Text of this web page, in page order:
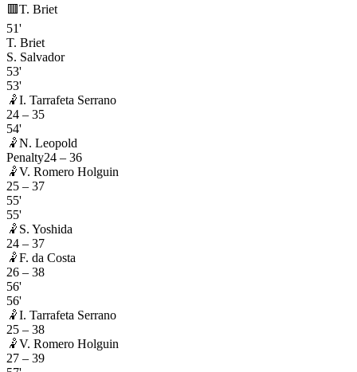
🟥T. Briet
51'
T. Briet
S. Salvador
53'
53'
🤾I. Tarrafeta Serrano
24 – 35
54'
🤾N. Leopold
Penalty24 – 36
🤾V. Romero Holguin
25 – 37
55'
55'
🤾 S. Yoshida
24 – 37
🤾F. da Costa
26 – 38
56'
56'
🤾I. Tarrafeta Serrano
25 – 38
🤾V. Romero Holguin
27 – 39